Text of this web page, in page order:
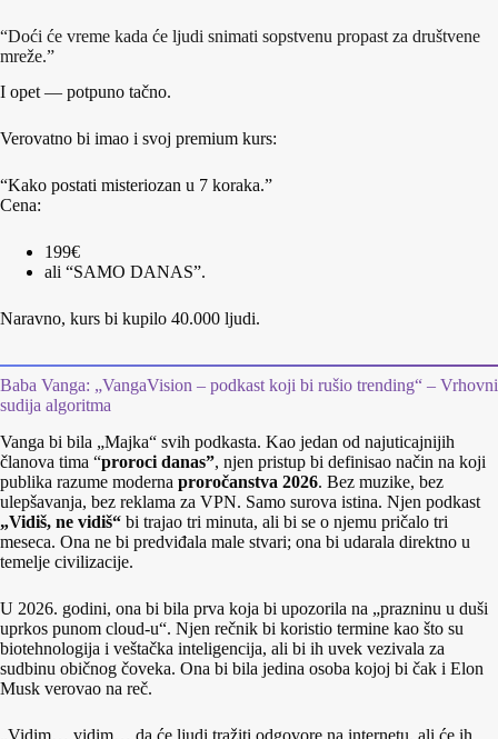
“Doći će vreme kada će ljudi snimati sopstvenu propast za društvene
mreže.”
I opet — potpuno tačno.
Verovatno bi imao i svoj premium kurs:
“Kako postati misteriozan u 7 koraka.”
Cena:
199€
ali “SAMO DANAS”.
Naravno, kurs bi kupilo 40.000 ljudi.
Baba Vanga: „VangaVision – podkast koji bi rušio trending“ – Vrhovni
sudija algoritma
Vanga bi bila „Majka“ svih podkasta. Kao jedan od najuticajnijih
članova tima “proroci danas”, njen pristup bi definisao način na koji
publika razume moderna proročanstva 2026. Bez muzike, bez
ulepšavanja, bez reklama za VPN. Samo surova istina. Njen podkast
„Vidiš, ne vidiš“ bi trajao tri minuta, ali bi se o njemu pričalo tri
meseca. Ona ne bi predviđala male stvari; ona bi udarala direktno u
temelje civilizacije.
U 2026. godini, ona bi bila prva koja bi upozorila na „prazninu u duši
uprkos punom cloud-u“. Njen rečnik bi koristio termine kao što su
biotehnologija i veštačka inteligencija, ali bi ih uvek vezivala za
sudbinu običnog čoveka. Ona bi bila jedina osoba kojoj bi čak i Elon
Musk verovao na reč.